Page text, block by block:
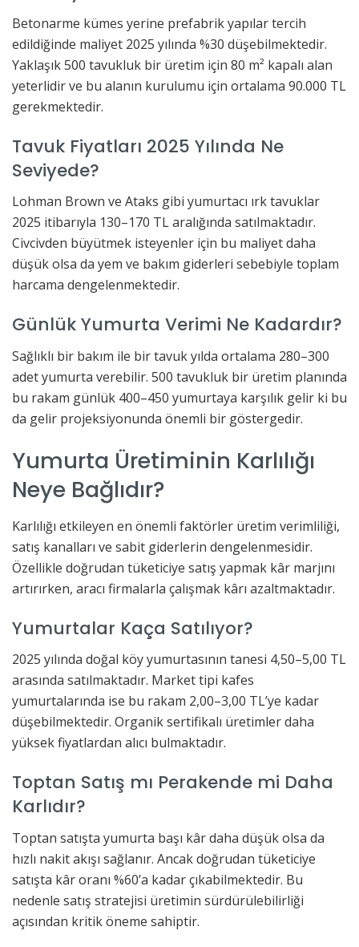
Betonarme kümes yerine prefabrik yapılar tercih
edildiğinde maliyet 2025 yılında %30 düşebilmektedir.
Yaklaşık 500 tavukluk bir üretim için 80 m² kapalı alan
yeterlidir ve bu alanın kurulumu için ortalama 90.000 TL
gerekmektedir.
Tavuk Fiyatları 2025 Yılında Ne
Seviyede?
Lohman Brown ve Ataks gibi yumurtacı ırk tavuklar
2025 itibarıyla 130–170 TL aralığında satılmaktadır.
Civcivden büyütmek isteyenler için bu maliyet daha
düşük olsa da yem ve bakım giderleri sebebiyle toplam
harcama dengelenmektedir.
Günlük Yumurta Verimi Ne Kadardır?
Sağlıklı bir bakım ile bir tavuk yılda ortalama 280–300
adet yumurta verebilir. 500 tavukluk bir üretim planında
bu rakam günlük 400–450 yumurtaya karşılık gelir ki bu
da gelir projeksiyonunda önemli bir göstergedir.
Yumurta Üretiminin Karlılığı
Neye Bağlıdır?
Karlılığı etkileyen en önemli faktörler üretim verimliliği,
satış kanalları ve sabit giderlerin dengelenmesidir.
Özellikle doğrudan tüketiciye satış yapmak kâr marjını
artırırken, aracı firmalarla çalışmak kârı azaltmaktadır.
Yumurtalar Kaça Satılıyor?
2025 yılında doğal köy yumurtasının tanesi 4,50–5,00 TL
arasında satılmaktadır. Market tipi kafes
yumurtalarında ise bu rakam 2,00–3,00 TL’ye kadar
düşebilmektedir. Organik sertifikalı üretimler daha
yüksek fiyatlardan alıcı bulmaktadır.
Toptan Satış mı Perakende mi Daha
Karlıdır?
Toptan satışta yumurta başı kâr daha düşük olsa da
hızlı nakit akışı sağlanır. Ancak doğrudan tüketiciye
satışta kâr oranı %60’a kadar çıkabilmektedir. Bu
nedenle satış stratejisi üretimin sürdürülebilirliği
açısından kritik öneme sahiptir.